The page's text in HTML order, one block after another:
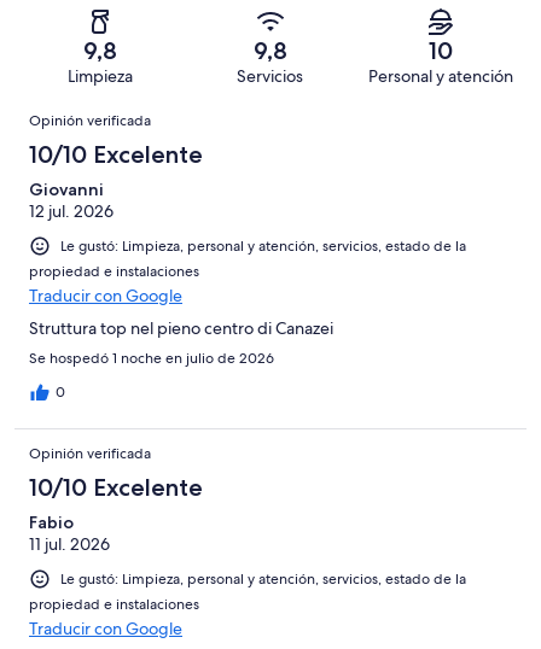
opiniones
opiniones9,8
Limpieza
9,8
Servicios
10
Personal y atención
Opiniones
Opinión verificada
10/10 Excelente
Giovanni
12 jul. 2026
Le gustó: Limpieza, personal y atención, servicios, estado de la
propiedad e instalaciones
Traducir con Google
Struttura top nel pieno centro di Canazei
Se hospedó 1 noche en julio de 2026
0
Opinión verificada
10/10 Excelente
Fabio
11 jul. 2026
Le gustó: Limpieza, personal y atención, servicios, estado de la
propiedad e instalaciones
Traducir con Google